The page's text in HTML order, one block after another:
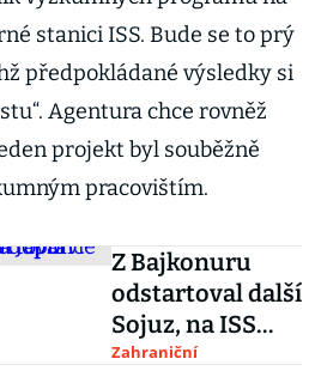
stanici ISS. Bude se to prý
předpokládané výsledky si
Agentura chce rovněž
projekt byl souběžně
pracovištím.
Z Bajkonuru
odstartoval další
Sojuz, na ISS
dopraví Rusa,
Zahraniční